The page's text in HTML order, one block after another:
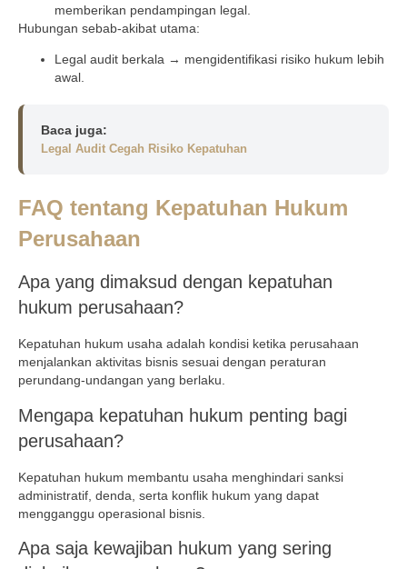
memberikan pendampingan legal.
Hubungan sebab-akibat utama:
Legal audit berkala → mengidentifikasi risiko hukum lebih
awal.
Baca juga:
Legal Audit Cegah Risiko Kepatuhan
FAQ tentang Kepatuhan Hukum
Perusahaan
Apa yang dimaksud dengan kepatuhan
hukum perusahaan?
Kepatuhan hukum usaha adalah kondisi ketika perusahaan
menjalankan aktivitas bisnis sesuai dengan peraturan
perundang‑undangan yang berlaku.
Mengapa kepatuhan hukum penting bagi
perusahaan?
Kepatuhan hukum membantu usaha menghindari sanksi
administratif, denda, serta konflik hukum yang dapat
mengganggu operasional bisnis.
Apa saja kewajiban hukum yang sering